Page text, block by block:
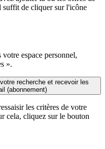
de cliquer sur l'icône
espace personnel,
».
recherche et recevoir les
(abonnement)
les critères de votre
cela, cliquez sur le bouton